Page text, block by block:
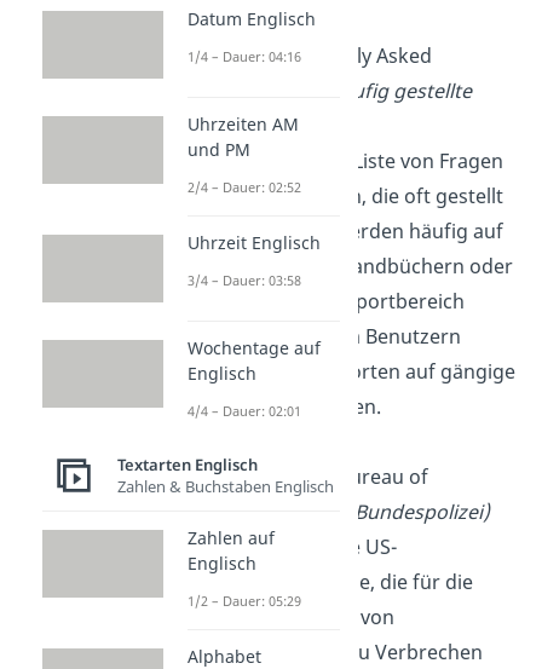
FAQ: Frequently Asked
(häufig gestellte
Fragen)
„FAQ“ ist eine Liste von Fragen
und Antworten, die oft gestellt
werden. Sie werden häufig auf
Websites, in Handbüchern oder
im Kundensupportbereich
verwendet, um Benutzern
schnelle Antworten auf gängige
Fragen zu geben.
FBI: Federal Bureau of
(Bundespolizei)
Das FBI ist eine US-
Bundesbehörde, die für die
Durchführung von
Ermittlungen zu Verbrechen
Datum Englisch
1/4 – Dauer: 04:16
Uhrzeiten AM
und PM
2/4 – Dauer: 02:52
Uhrzeit Englisch
3/4 – Dauer: 03:58
Wochentage auf
Englisch
4/4 – Dauer: 02:01
Textarten Englisch
Zahlen & Buchstaben Englisch
Zahlen auf
Englisch
1/2 – Dauer: 05:29
Alphabet